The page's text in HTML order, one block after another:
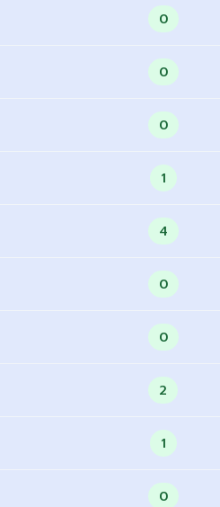
0
0
0
1
4
0
0
2
1
0